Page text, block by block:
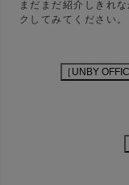
まだまだ紹介しきれ
クしてみてください。